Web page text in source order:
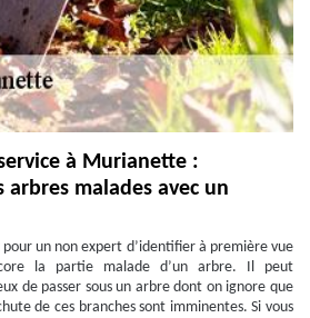
à Murianette :
arbres malades avec un
pour un non expert d’identifier à première vue
la partie malade d’un arbre. Il peut
de passer sous un arbre dont on ignore que
de ces branches sont imminentes. Si vous